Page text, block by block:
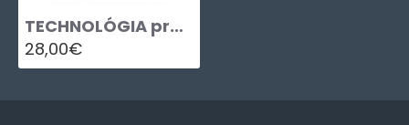
TECHNOLÓGIA pre 1. ročník učebného odboru CUKRÁR
28,00€